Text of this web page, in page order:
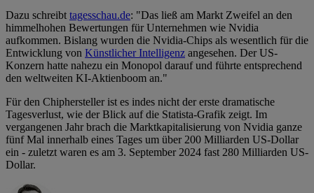
Dazu schreibttagesschau.de: "Das ließ am Markt Zweifel an den
himmelhohen Bewertungen für Unternehmen wie Nvidia
aufkommen. Bislang wurden die Nvidia-Chips als wesentlich für die
Entwicklung von Künstlicher Intelligenz angesehen. Der US-
Konzern hatte nahezu ein Monopol darauf und führte entsprechend
den weltweiten KI-Aktienboom an."
Für den Chiphersteller ist es indes nicht der erste dramatische
Tagesverlust, wie der Blick auf die Statista-Grafik zeigt. Im
vergangenen Jahr brach die Marktkapitalisierung von Nvidia ganze
fünf Mal innerhalb eines Tages um über 200 Milliarden US-Dollar
ein - zuletzt waren es am 3. September 2024 fast 280 Milliarden US-
Dollar.